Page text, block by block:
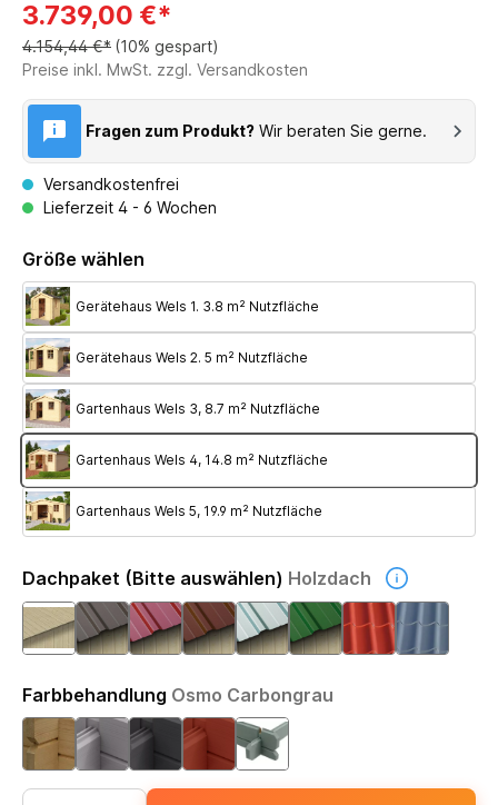
3.739,00 €*
4.154,44 €* (10% gespart)
Preise inkl. MwSt. zzgl. Versandkosten
Fragen zum Produkt? Wir beraten Sie gerne.
Versandkostenfrei
Lieferzeit 4 - 6 Wochen
Größe wählen
Gerätehaus Wels 1. 3.8 m² Nutzfläche
Gerätehaus Wels 2. 5 m² Nutzfläche
Gartenhaus Wels 3, 8.7 m² Nutzfläche
Gartenhaus Wels 4, 14.8 m² Nutzfläche
Gartenhaus Wels 5, 19.9 m² Nutzfläche
Dachpaket (Bitte auswählen) Holzdach
Farbbehandlung Osmo Carbongrau